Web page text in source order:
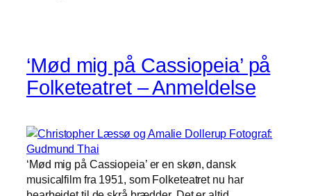
‘Mød mig på Cassiopeia’ på
Folketeatret – Anmeldelse
‘Mød mig på Cassiopeia’ er en skøn, dansk
musicalfilm fra 1951, som Folketeatret nu har